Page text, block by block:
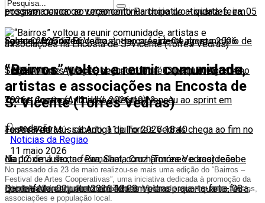
possível devido ao Orçamento Participativo-quarta-feira, 05
agosto 2026 17:56
Programa Onda de Verão continua cheio de atividades, em
Santa Cruz (Torres Vedras)-terça-feira, 04 agosto 2026
17:05
Faleceu António Bogalho, antigo presidente do município de
Sobral Monte Agraço-segunda-feira, 13 julho 2026 11:44
Tiago Antunes (Efapel) venceu o Troféu Joaquim Agostinho
2026-domingo, 12 julho 2026 19:22
Tomas Contte (Aviludo/Louletano) venceu ao sprint em
Torres Vedras-sábado, 11 julho 2026 18:40
Festival de Música Antiga de Torres Vedras chega ao fim no
dia 12 de Julho, no Ramalhal, com harmóneo e acordeão-
quinta-feira, 09 julho 2026 18:08
Na próxima sexta-feira, Santa Cruz (Torres Vedras) recebe
Daniela Mercury num concerto em plena praia-quarta-feira,
Encontrado esqueleto em Torres Vedras-quarta-feira, 08
“Bairros” voltou a reunir comunidade,
artistas e associações na Encosta de
S. Vicente (Torres Vedras)
redação
Noticias da Regiao
11 maio 2026
No passado dia 23 de maio realizou-se mais uma edição do “Bairros –
Festival de Artes Cooperativas”, uma iniciativa dedicada à promoção da
criação artística, da participação comunitária e do encontro entre artistas,
associações e população local.